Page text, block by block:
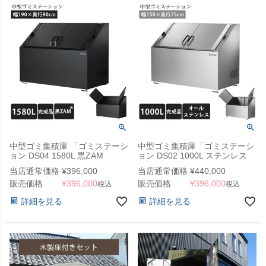
中型ゴミ集積庫 「ゴミステーシ
ョン DS04 1580L 黒ZAM
W1900×D900×H1100mm」
当店通常価格 ¥396,000
販売価格
¥396,000税込
詳細を見る
中型ゴミ集積庫「ゴミステーシ
ョン DS02 1000L ステンレス
W1500×D750×H1100mm」 ※
法人宛配送限定（SN）
当店通常価格 ¥440,000
販売価格
¥396,000税込
詳細を見る